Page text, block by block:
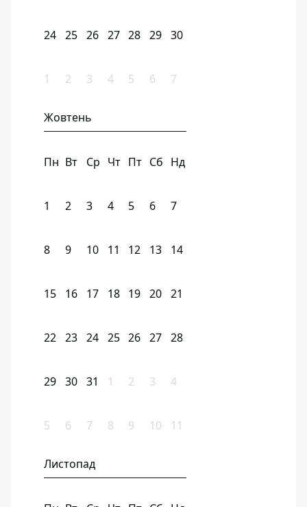
24 25 26 27 28 29 30
1 2 3 4 5 6 7
Жовтень
Пн Вт Ср Чт Пт Сб Нд
1 2 3 4 5 6 7
8 9 10 11 12 13 14
15 16 17 18 19 20 21
22 23 24 25 26 27 28
29 30 31 1 2 3 4
5 6 7 8 9 10 11
Листопад